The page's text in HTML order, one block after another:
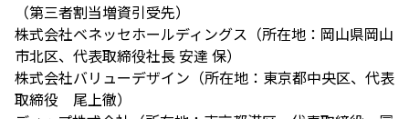
（第三者割当増資引受先）
株式会社ベネッセホールディングス（所在地：岡山県岡山
市北区、代表取締役社長 安達 保）
株式会社バリューデザイン（所在地：東京都中央区、代表
取締役 尾上徹）